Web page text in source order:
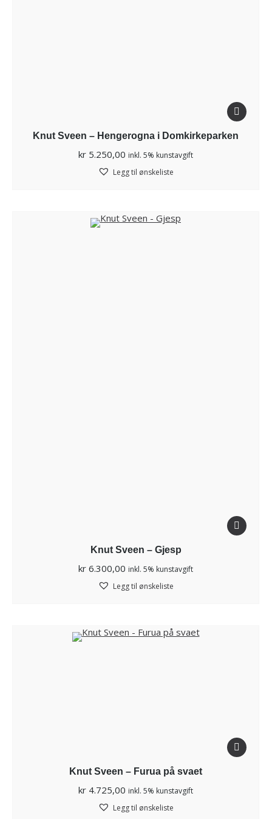
Knut Sveen – Hengerogna i Domkirkeparken
kr 5.250,00 inkl. 5% kunstavgift
Legg til ønskeliste
Knut Sveen – Gjesp
kr 6.300,00 inkl. 5% kunstavgift
Legg til ønskeliste
Knut Sveen – Furua på svaet
kr 4.725,00 inkl. 5% kunstavgift
Legg til ønskeliste